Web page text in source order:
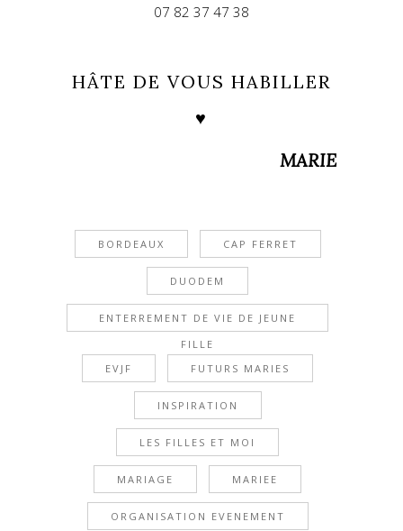
07 82 37 47 38
HÂTE DE VOUS HABILLER
♥
MARIE
BORDEAUX CAP FERRET
DUODEM
ENTERREMENT DE VIE DE JEUNE
FILLE
EVJF
FUTURS MARIES
INSPIRATION
LES FILLES ET MOI
MARIAGE MARIEE
ORGANISATION EVENEMENT